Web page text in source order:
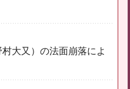
大又）の法面崩落によ